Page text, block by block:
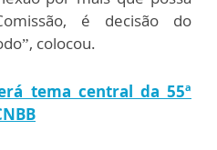
é decisão do
colocou.
tema central da 55ª